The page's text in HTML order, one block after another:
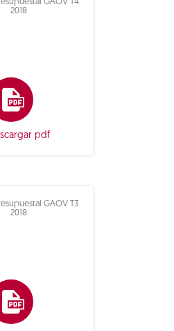
GAOV T4
2018
pdf
GAOV T3
2018